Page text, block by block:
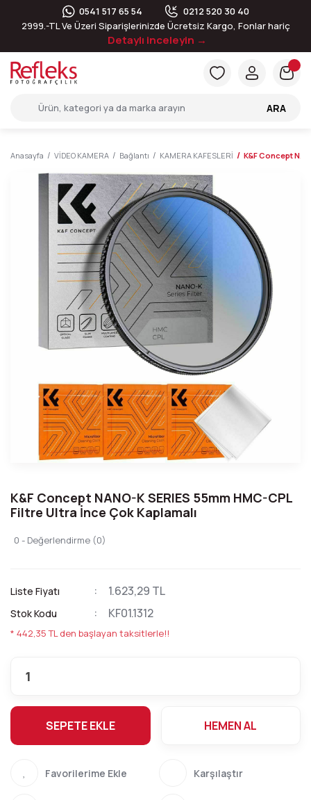
0541 517 65 54
0212 520 30 40
2999.-TL Ve Üzeri Siparişlerinizde Ücretsiz Kargo, Fonlar hariç
Detaylı inceleyin →
ARA
Anasayfa VİDEO KAMERA Bağlantı KAMERA KAFESLERİ K&F Concept
K&F Concept NANO-K SERIES 55mm HMC-CPL
Filtre Ultra İnce Çok Kaplamalı
0 - Değerlendirme (0)
Liste Fiyatı 1.623,29 TL
Stok Kodu KF01.1312
* 442,35 TL den başlayan taksitlerle!!
SEPETE EKLE HEMEN AL
Karşılaştır